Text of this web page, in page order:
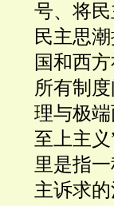
号、将
民主思
国和西
所有制
理与极
至上主
里是指
主诉求